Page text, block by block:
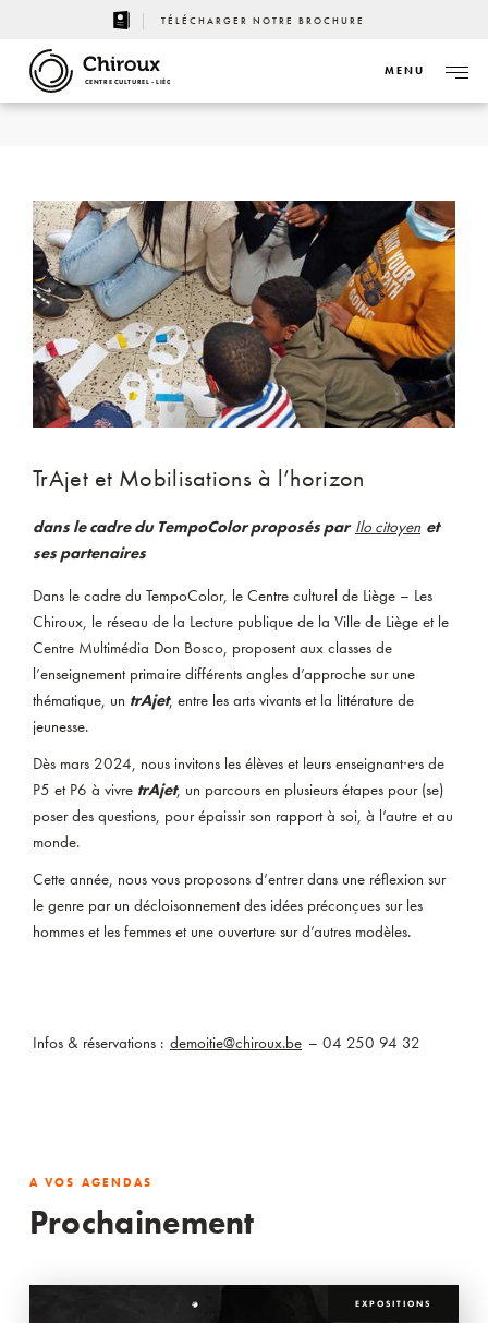
TÉLÉCHARGER NOTRE BROCHURE
CENTRE CULTUREL - LIÈGE
MENU
TrAjet et Mobilisations à l’horizon
dans le cadre du TempoColor proposés par Ilo citoyen et
ses partenaires
Dans le cadre du TempoColor, le Centre culturel de Liège – Les
Chiroux, le réseau de la Lecture publique de la Ville de Liège et le
Centre Multimédia Don Bosco, proposent aux classes de
l’enseignement primaire différents angles d’approche sur une
thématique, un trAjet, entre les arts vivants et la littérature de
jeunesse.
Dès mars 2024, nous invitons les élèves et leurs enseignant∙e·s de
P5 et P6 à vivre trAjet, un parcours en plusieurs étapes pour (se)
poser des questions, pour épaissir son rapport à soi, à l’autre et au
monde.
Cette année, nous vous proposons d’entrer dans une réflexion sur
le genre par un décloisonnement des idées préconçues sur les
hommes et les femmes et une ouverture sur d’autres modèles.
Infos & réservations : demoitie@chiroux.be – 04 250 94 32
A VOS AGENDAS
Prochainement
EXPOSITIONS